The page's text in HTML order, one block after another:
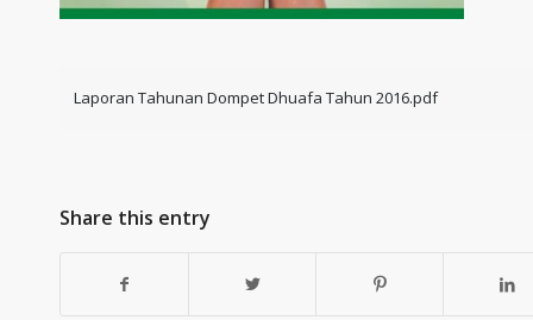
Laporan Tahunan Dompet Dhuafa Tahun 2016.pdf
Share this entry